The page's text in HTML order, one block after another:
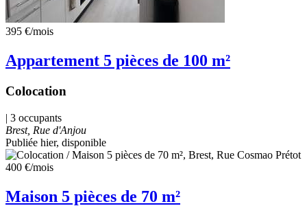
395 €/mois
Appartement 5 pièces de 100 m²
Colocation
| 3 occupants
Brest, Rue d'Anjou
Publiée hier, disponible
400 €/mois
Maison 5 pièces de 70 m²